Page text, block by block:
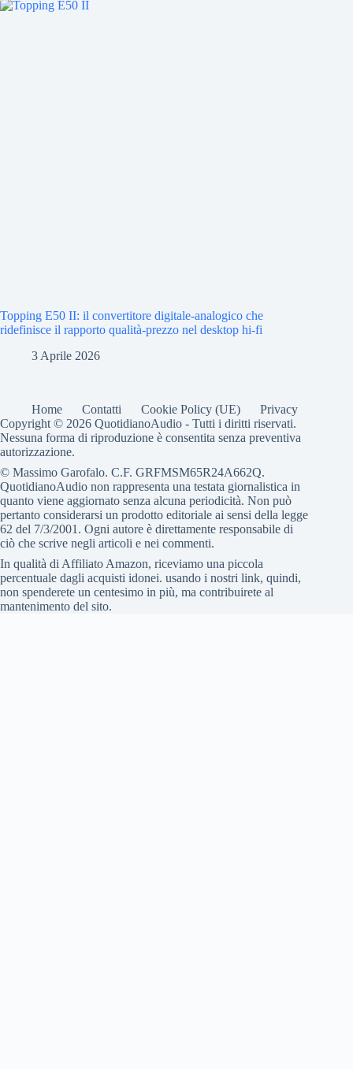
Topping E50 II: il convertitore digitale-analogico che
ridefinisce il rapporto qualità-prezzo nel desktop hi-fi
3 Aprile 2026
Home Contatti Cookie Policy (UE)
Privacy
Copyright © 2026 QuotidianoAudio - Tutti i diritti riservati.
Nessuna forma di riproduzione è consentita senza preventiva
autorizzazione.
© Massimo Garofalo. C.F. GRFMSM65R24A662Q.
QuotidianoAudio non rappresenta una testata giornalistica in
quanto viene aggiornato senza alcuna periodicità. Non può
pertanto considerarsi un prodotto editoriale ai sensi della legge
62 del 7/3/2001. Ogni autore è direttamente responsabile di
ciò che scrive negli articoli e nei commenti.
In qualità di Affiliato Amazon, riceviamo una piccola
percentuale dagli acquisti idonei. usando i nostri link, quindi,
non spenderete un centesimo in più, ma contribuirete al
mantenimento del sito.